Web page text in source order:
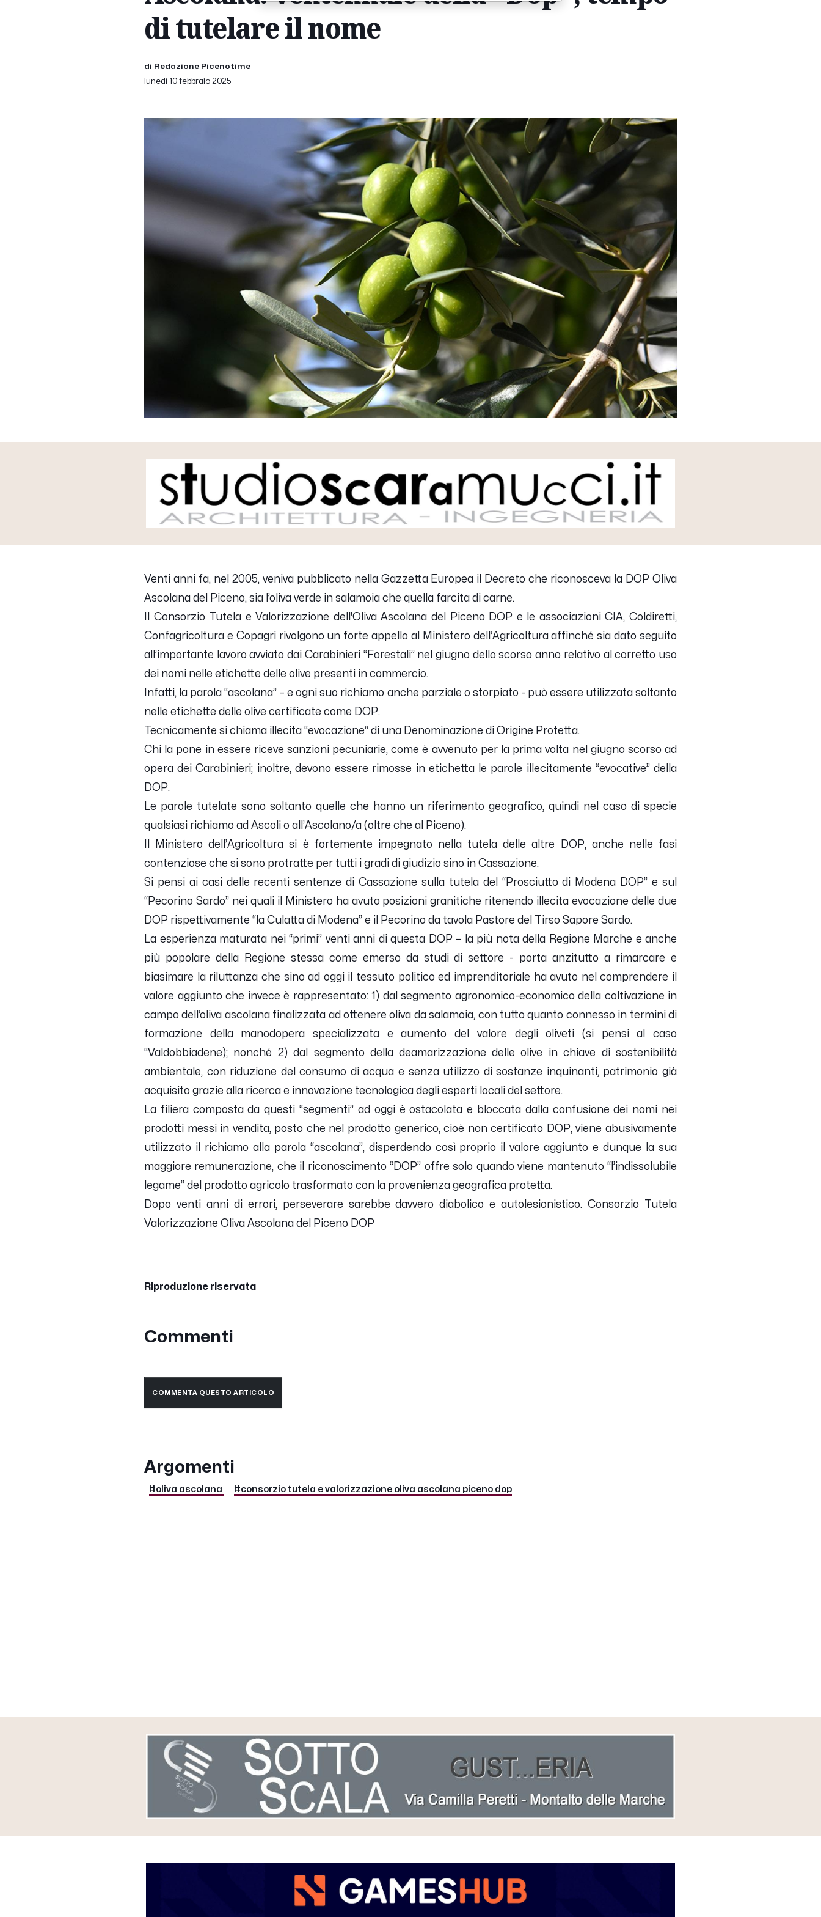
di tutelare il nome
di Redazione Picenotime
lunedì 10 febbraio 2025
Venti anni fa, nel 2005, veniva pubblicato nella Gazzetta Europea il Decreto che riconosceva la DOP Oliva
Ascolana del Piceno, sia l’oliva verde in salamoia che quella farcita di carne.
Il Consorzio Tutela e Valorizzazione dell'Oliva Ascolana del Piceno DOP e le associazioni CIA, Coldiretti,
Confagricoltura e Copagri rivolgono un forte appello al Ministero dell’Agricoltura affinché sia dato seguito
all’importante lavoro avviato dai Carabinieri “Forestali” nel giugno dello scorso anno relativo al corretto uso
dei nomi nelle etichette delle olive presenti in commercio.
Infatti, la parola “ascolana” – e ogni suo richiamo anche parziale o storpiato - può essere utilizzata soltanto
nelle etichette delle olive certificate come DOP.
Tecnicamente si chiama illecita “evocazione” di una Denominazione di Origine Protetta.
Chi la pone in essere riceve sanzioni pecuniarie, come è avvenuto per la prima volta nel giugno scorso ad
opera dei Carabinieri; inoltre, devono essere rimosse in etichetta le parole illecitamente “evocative” della
DOP.
Le parole tutelate sono soltanto quelle che hanno un riferimento geografico, quindi nel caso di specie
qualsiasi richiamo ad Ascoli o all’Ascolano/a (oltre che al Piceno).
Il Ministero dell’Agricoltura si è fortemente impegnato nella tutela delle altre DOP, anche nelle fasi
contenziose che si sono protratte per tutti i gradi di giudizio sino in Cassazione.
Si pensi ai casi delle recenti sentenze di Cassazione sulla tutela del “Prosciutto di Modena DOP” e sul
“Pecorino Sardo” nei quali il Ministero ha avuto posizioni granitiche ritenendo illecita evocazione delle due
DOP rispettivamente “la Culatta di Modena” e il Pecorino da tavola Pastore del Tirso Sapore Sardo.
La esperienza maturata nei “primi” venti anni di questa DOP – la più nota della Regione Marche e anche
più popolare della Regione stessa come emerso da studi di settore - porta anzitutto a rimarcare e
biasimare la riluttanza che sino ad oggi il tessuto politico ed imprenditoriale ha avuto nel comprendere il
valore aggiunto che invece è rappresentato: 1) dal segmento agronomico-economico della coltivazione in
campo dell’oliva ascolana finalizzata ad ottenere oliva da salamoia, con tutto quanto connesso in termini di
formazione della manodopera specializzata e aumento del valore degli oliveti (si pensi al caso
“Valdobbiadene); nonché 2) dal segmento della deamarizzazione delle olive in chiave di sostenibilità
ambientale, con riduzione del consumo di acqua e senza utilizzo di sostanze inquinanti, patrimonio già
acquisito grazie alla ricerca e innovazione tecnologica degli esperti locali del settore.
La filiera composta da questi “segmenti” ad oggi è ostacolata e bloccata dalla confusione dei nomi nei
prodotti messi in vendita, posto che nel prodotto generico, cioè non certificato DOP, viene abusivamente
utilizzato il richiamo alla parola “ascolana”, disperdendo così proprio il valore aggiunto e dunque la sua
maggiore remunerazione, che il riconoscimento “DOP” offre solo quando viene mantenuto “l’indissolubile
legame” del prodotto agricolo trasformato con la provenienza geografica protetta.
Dopo venti anni di errori, perseverare sarebbe davvero diabolico e autolesionistico. Consorzio Tutela
Valorizzazione Oliva Ascolana del Piceno DOP
Riproduzione riservata
Commenti
COMMENTA QUESTO ARTICOLO
Argomenti
#oliva ascolana #consorzio tutela e valorizzazione oliva ascolana piceno dop